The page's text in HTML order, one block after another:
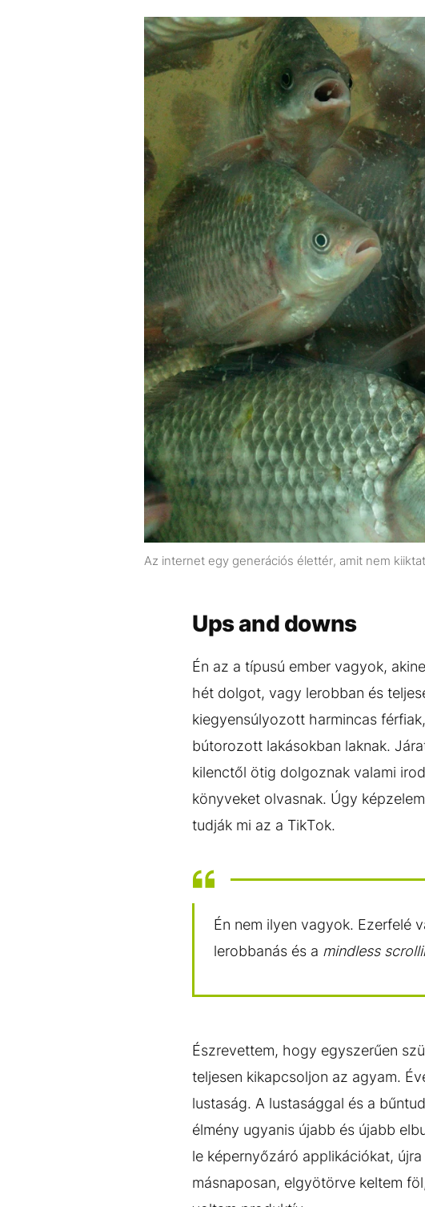
Az internet egy generációs élettér, amit nem
Ups and downs
Én az a típusú ember vagyok,
hét dolgot, vagy lerobban és
kiegyensúlyozott harmincas
bútorozott lakásokban laknak.
kilenctől ötig dolgoznak valami
könyveket olvasnak. Úgy
tudják mi az a TikTok.
Én nem ilyen vagyok. Ezerfelé
lerobbanás és a mindless
Észrevettem, hogy egyszerűen
teljesen kikapcsoljon az agyam.
lustaság. A lustasággal és a
élmény ugyanis újabb és újabb
le képernyőzáró applikációkat,
másnaposan, elgyötörve keltem